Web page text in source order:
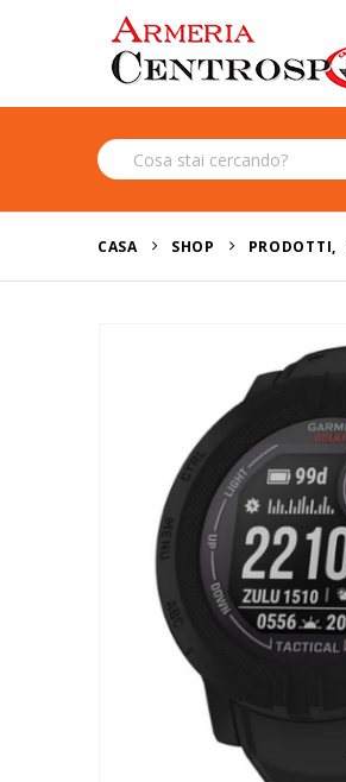
CASA SHOP PRODOTTI,